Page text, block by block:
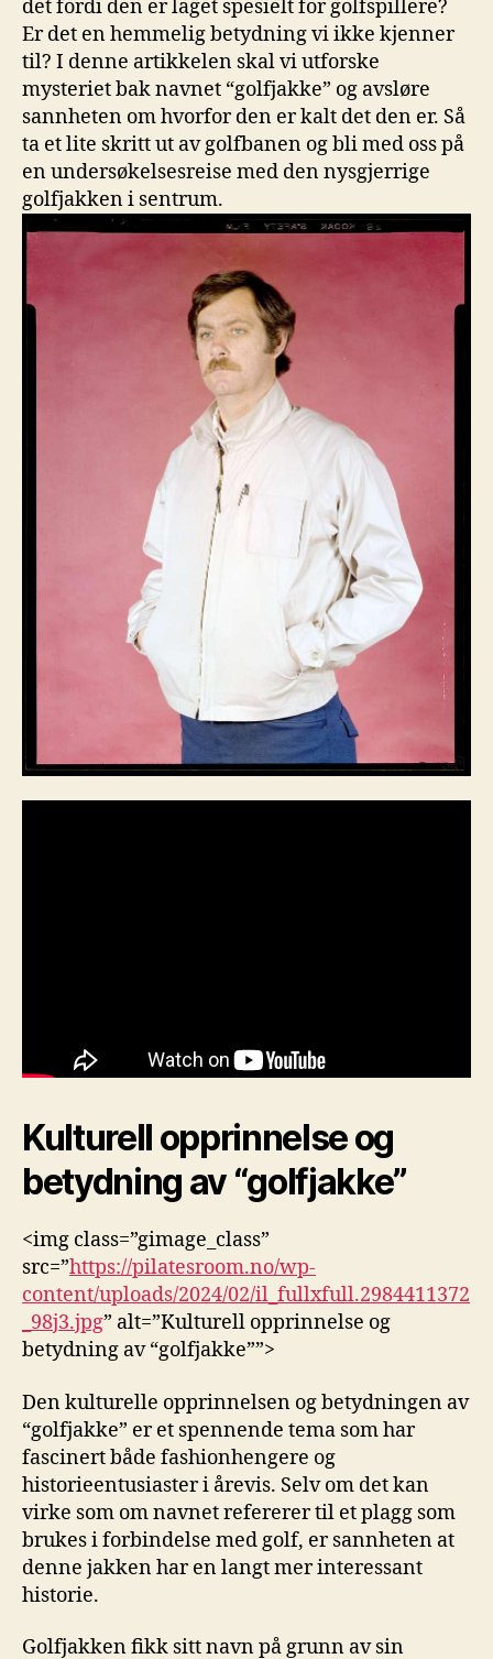
det fordi den er laget spesielt for golfspillere?
Er det en hemmelig ⁤betydning vi ikke kjenner
til? I denne artikkelen skal vi utforske
mysteriet bak navnet “golfjakke” og avsløre‍
sannheten om hvorfor den er ‍kalt det den ‍er. ⁤Så
ta et ⁣lite skritt ut av golfbanen ⁢og bli med ⁣oss på
en undersøkelsesreise med den‌ nysgjerrige
golfjakken i sentrum.
Kulturell opprinnelse og
betydning av “golfjakke”
<img ⁢class=”gimage_class”
‌src=”https://pilatesroom.no/wp-
content/uploads/2024/02/il_fullxfull.2984411372
_98j3.jpg” alt=”Kulturell opprinnelse og
betydning av “golfjakke””>
Den kulturelle opprinnelsen og betydningen⁣ av
“golfjakke” er et ⁤spennende ⁤tema som‍ har
fascinert både ⁣fashionhengere og⁣
historieentusiaster i årevis. Selv om ​det kan
virke som om navnet refererer til et plagg ‌som
brukes i forbindelse⁢ med ⁤golf,​ er sannheten at
denne jakken⁢ har⁢ en langt ⁤mer interessant
historie.
Golfjakken fikk sitt navn på ⁣grunn av sin